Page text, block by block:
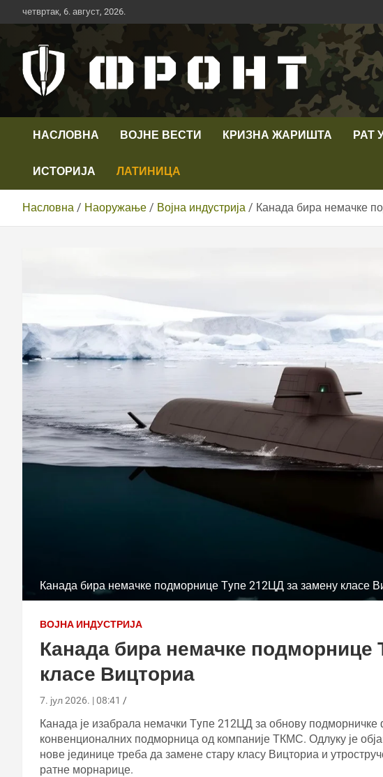
Скип
то
четвртак, 6. август, 2026.
Телевизија ФРОНТ
НАСЛОВНА ВОЈНЕ ВЕСТИ КРИЗНА ЖАРИШТА РАТ
ИСТОРИЈА ЛАТИНИЦА
Насловна Наоружање Војна индустрија Канада бира немачке
Канада бира немачке подморнице Тyпе 212ЦД за замену класе
ВОЈНА ИНДУСТРИЈА
Канада бира немачке подморнице
класе Вицториа
7. јул 2026. | 08:41
Канада је изабрала немачки Тyпе 212ЦД за обнову
конвенционалних подморница од компаније ТКМС. Одлуку је
нове јединице треба да замене стару класу Вицториа и
ратне морнарице.